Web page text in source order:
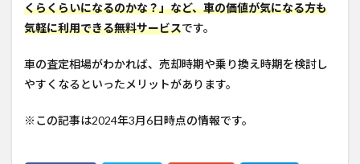
くらくらいになるのかな？」など、車の価値が気になる方も
気軽に利用できる無料サービスです。
車の査定相場がわかれば、売却時期や乗り換え時期を検討し
やすくなるといったメリットがあります。
※この記事は2024年3月6日時点の情報です。